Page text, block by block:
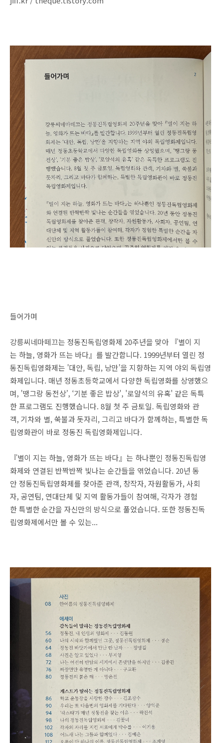
들어가며
강릉씨네마떼끄는 정동진독립영화제 20주년을 맞아 『별이 지
는 하늘, 영화가 뜨는 바다』를 발간합니다. 1999년부터 열린 정
동진독립영화제는 '대안, 독립, 낭만’을 지향하는 지역 야외 독립영
화제입니다. 매년 정동초등학교에서 다양한 독립영화를 상영했으
며, '땡그랑 동전상’, ‘기분 좋은 밥상', '로얄석의 유혹' 같은 독특
한 프로그램도 진행했습니다. 8월 첫 주 금토일. 독립영화와 관
객, 기차와 별, 쑥불과 돗자리, 그리고 바다가 함께하는, 특별한 독
립영화관이 바로 정동진 독립영화제입니다.
『별이 지는 하늘, 영화가 뜨는 바다』는 하나뿐인 정동진독립영
화제와 연결된 반짝반짝 빛나는 순간들을 엮었습니다. 20년 동
안 정동진독립영화제를 찾아준 관객, 창작자, 자원활동가, 사회
자, 공연팀, 연대단체 및 지역 활동가들이 참여해, 각자가 경험
한 특별한 순간을 자신만의 방식으로 풀었습니다. 또한 정동진독
립영화제에서만 볼 수 있는...